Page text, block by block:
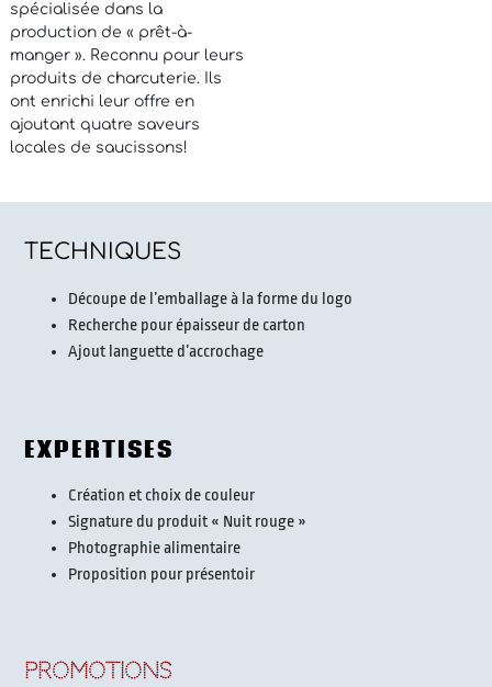
spécialisée dans la
production de « prêt-à-
manger ». Reconnu pour leurs
produits de charcuterie. Ils
ont enrichi leur offre en
ajoutant quatre saveurs
locales de saucissons!
TECHNIQUES
Découpe de l’emballage à la forme du logo
Recherche pour épaisseur de carton
Ajout languette d’accrochage
EXPERTISES
Création et choix de couleur
Signature du produit « Nuit rouge »
Photographie alimentaire
Proposition pour présentoir
PROMOTIONS